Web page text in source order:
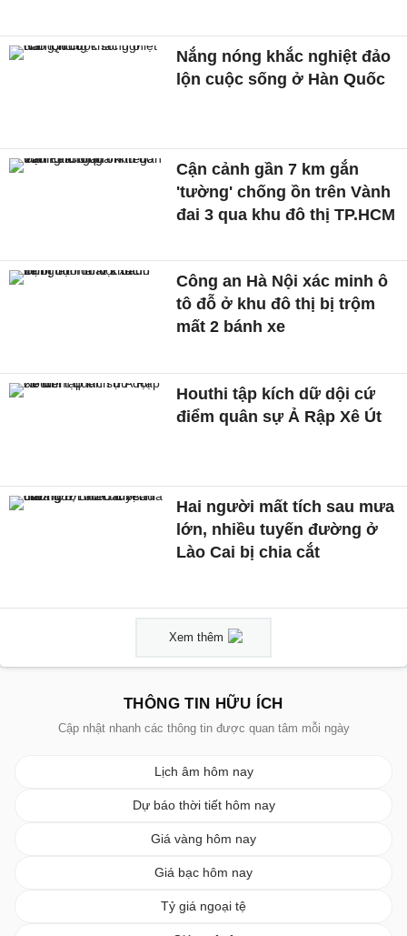
Nắng nóng khắc nghiệt đảo
lộn cuộc sống ở Hàn Quốc
Cận cảnh gần 7 km gắn
'tường' chống ồn trên Vành
đai 3 qua khu đô thị TP.HCM
Công an Hà Nội xác minh ô
tô đỗ ở khu đô thị bị trộm
mất 2 bánh xe
Houthi tập kích dữ dội cứ
điểm quân sự Ả Rập Xê Út
Hai người mất tích sau mưa
lớn, nhiều tuyến đường ở
Lào Cai bị chia cắt
Xem thêm
THÔNG TIN HỮU ÍCH
Cập nhật nhanh các thông tin được quan tâm mỗi ngày
Lịch âm hôm nay
Dự báo thời tiết hôm nay
Giá vàng hôm nay
Giá bạc hôm nay
Tỷ giá ngoại tệ